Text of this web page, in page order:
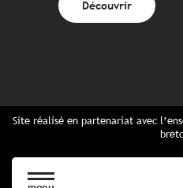
Découvrir
Site réalisé en partenariat avec
Cartes Bretagne